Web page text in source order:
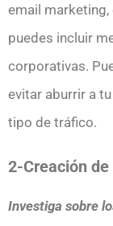
email
puedes incluir
corporativas.
evitar aburrir a
tipo de tráfico.
2-Creación
Investiga sobre